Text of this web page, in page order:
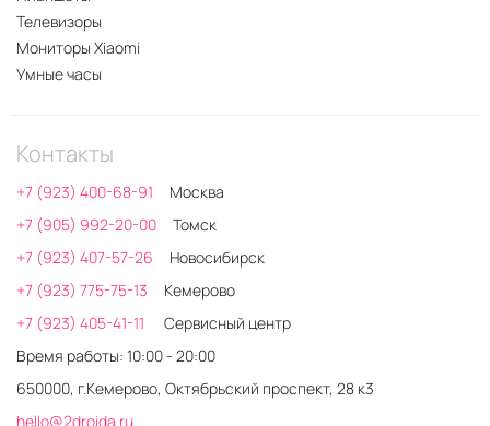
Телевизоры
Мониторы Xiaomi
Умные часы
Контакты
+7 (923) 400-68-91
Москва
+7 (905) 992-20-00
Томск
+7 (923) 407-57-26
Новосибирск
+7 (923) 775-75-13
Кемерово
+7 (923) 405-41-11
Сервисный центр
Время работы: 10:00 - 20:00
650000, г.Кемерово, Октябрьский проспект, 28 к3
hello@2droida.ru